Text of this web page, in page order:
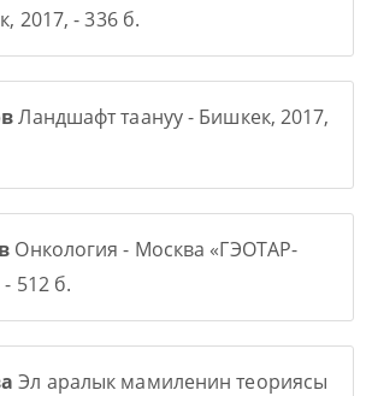
2017, - 336 б.
Ландшафт таануу - Бишкек, 2017,
Онкология - Москва «ГЭОТАР-
512 б.
Эл аралык мамиленин теориясы